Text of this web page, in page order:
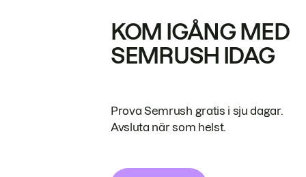
KOM IGÅNG MED
SEMRUSH IDAG
Prova Semrush gratis i sju dagar.
Avsluta när som helst.